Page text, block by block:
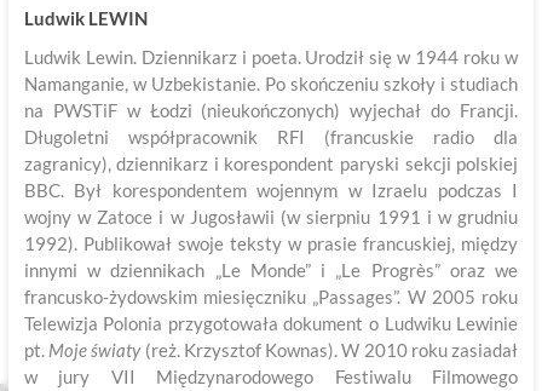
Ludwik LEWIN
Ludwik Lewin. Dziennikarz i poeta. Urodził się w 1944 roku w
Namanganie, w Uzbekistanie. Po skończeniu szkoły i studiach
na PWSTiF w Łodzi (nieukończonych) wyjechał do Francji.
Długoletni współpracownik RFI (francuskie radio dla
zagranicy), dziennikarz i korespondent paryski sekcji polskiej
BBC. Był korespondentem wojennym w Izraelu podczas I
wojny w Zatoce i w Jugosławii (w sierpniu 1991 i w grudniu
1992). Publikował swoje teksty w prasie francuskiej, między
innymi w dziennikach „Le Monde” i „Le Progrès” oraz we
francusko-żydowskim miesięczniku „Passages”. W 2005 roku
Telewizja Polonia przygotowała dokument o Ludwiku Lewinie
pt. Moje światy(reż. Krzysztof Kownas). W 2010 roku zasiadał
w jury VII Międzynarodowego Festiwalu Filmowego